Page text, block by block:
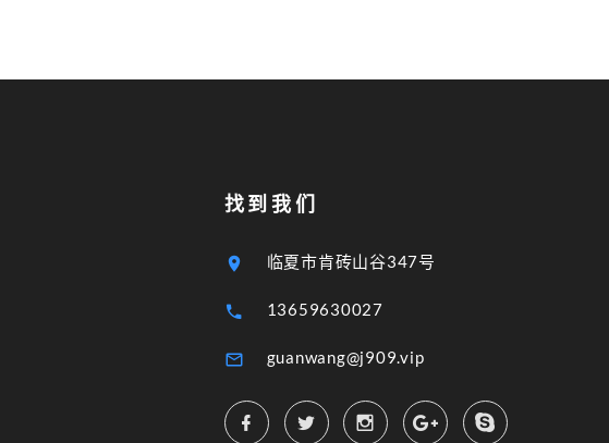
找到我们
临夏市肯砖山谷347号
13659630027
guanwang@j909.vip